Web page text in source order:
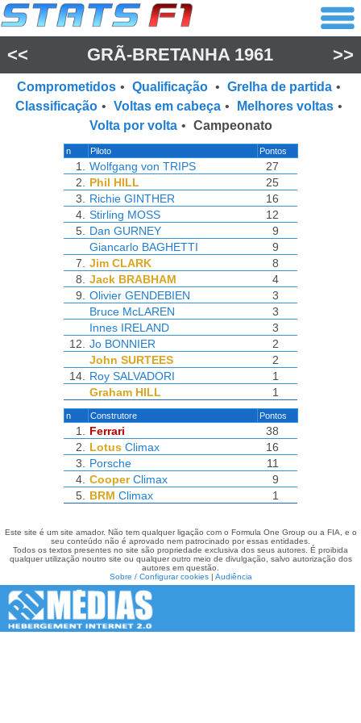
<< GRÃ-BRETANHA 1961 >>
Comprometidos • Qualificação • Grelha de partida •
Classificação • Voltas em cabeça • Melhores voltas •
Volta por volta • Campeonato
n Piloto Pontos
1. Wolfgang von TRIPS
27
2.
Phil HILL
25
3.
Richie GINTHER
16
4. Stirling MOSS
12
5.
Dan GURNEY
9
Giancarlo BAGHETTI
9
7.
Jim CLARK
8
8.
Jack BRABHAM
4
9.
Olivier GENDEBIEN
3
Bruce McLAREN
3
Innes IRELAND
3
12.
Jo BONNIER
2
John SURTEES
2
14.
Roy SALVADORI
1
Graham HILL
1
n Construtore Pontos
1. Ferrari
38
2.
Lotus Climax
16
3.
Porsche
11
4. Cooper Climax
9
5.
BRM Climax 1
Este site é um site amador. Não tem qualquer ligação com o Formula One Group ou a FIA, e o
seu conteúdo não é aprovado nem patrocinado por essas entidades.
Todos os textos presentes no site são propriedade exclusiva dos seus autores. É proibida
qualquer utilização noutro site ou qualquer outro meio de divulgação, salvo autorização dos
autores em questão.
Sobre / Configurar cookies| Audiência